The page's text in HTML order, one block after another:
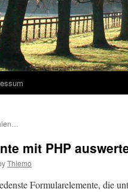
mit PHP
Thiemo
Formularelemente, die